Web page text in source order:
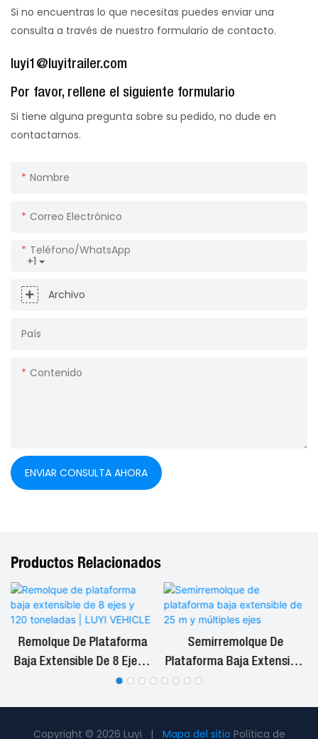
Si no encuentras lo que necesitas puedes enviar una
consulta a través de nuestro formulario de contacto.
luyi1@luyitrailer.com
Por favor, rellene el siguiente formulario
Si tiene alguna pregunta sobre su pedido, no dude en
contactarnos.
Nombre
Correo Electrónico
+1
Teléfono/WhatsApp
Archivo
País
Contenido
ENVIAR CONSULTA AHORA
Productos Relacionados
Remolque De Plataforma
Baja Extensible De 8 Ejes Y
120 Toneladas | LUYI
Semirremolque De
Plataforma Baja Extensible
De 25 M Y Múltiples Ejes
Copyright © 2026 Luyi | Mapa del sitio Política de